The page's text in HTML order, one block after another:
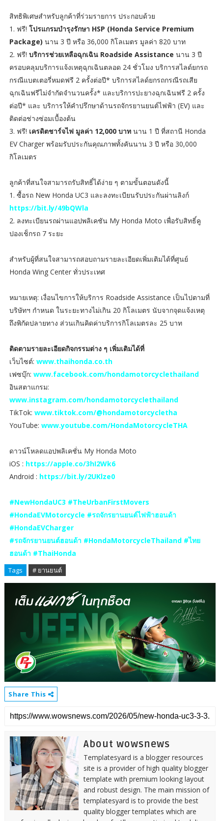
สิทธิพิเศษสำหรับลูกค้าที่ร่วมรายการ ประกอบด้วย
1. ฟรี! โปรแกรมบำรุงรักษา HSP (Honda Service Premium
Package) นาน 3 ปี หรือ 36,000 กิโลเมตร มูลค่า 820 บาท
2. ฟรี! บริการช่วยเหลือฉุกเฉิน Roadside Assistance นาน 3 ปี
ครอบคลุมบริการแจ้งเหตุฉุกเฉินตลอด 24 ชั่วโมง บริการสไลด์ยกรถ
กรณีแบตเตอรี่หมดฟรี 2 ครั้งต่อปี* บริการสไลด์ยกรถกรณีรถเสีย
ฉุกเฉินฟรีไม่จำกัดจำนวนครั้ง* และบริการปะยางฉุกเฉินฟรี 2 ครั้ง
ต่อปี* และ บริการให้คำปรึกษาด้านรถจักรยานยนต์ไฟฟ้า (EV) และ
ติดต่อช่างซ่อมเบื้องต้น
3. ฟรี! เครดิตชาร์จไฟ มูลค่า 12,000 บาทนาน 1 ปี ที่สถานี Honda
EV Charger พร้อมรับประกันคุณภาพทั้งคันนาน 3 ปี หรือ 30,000
กิโลเมตร
ลูกค้าที่สนใจสามารถรับสิทธิ์ได้ง่าย ๆ ตามขั้นตอนดังนี้
1. ซื้อรถ New Honda UC3 และลงทะเบียนรับประกันผ่านลิงก์
https://bit.ly/49bQWla
2. ลงทะเบียนรถผ่านแอปพลิเคชัน My Honda Moto เพื่อรับสิทธิ์คู
ปองเช็กรถ 7 ระยะ
สำหรับผู้ที่สนใจสามารถสอบถามรายละเอียดเพิ่มเติมได้ที่ศูนย์
Honda Wing Center ทั่วประเทศ
หมายเหตุ: เงื่อนไขการให้บริการ Roadside Assistance เป็นไปตามที่
บริษัทฯ กำหนด ในระยะทางไม่เกิน 20 กิโลเมตร นับจากจุดแจ้งเหตุ
ถึงพิกัดปลายทาง ส่วนเกินคิดค่าบริการกิโลเมตรละ 25 บาท
ติดตามรายละเอียดกิจกรรมต่าง ๆ เพิ่มเติมได้ที่
เว็บไซต์: www.thaihonda.co.th
เฟซบุ๊ก: www.facebook.com/hondamotorcyclethailand
อินสตาแกรม:
www.instagram.com/hondamotorcyclethailand
TikTok: www.tiktok.com/@hondamotorcycletha
YouTube: www.youtube.com/HondaMotorcycleTHA
ดาวน์โหลดแอปพลิเคชั่น My Honda Moto
iOS : https://apple.co/3hI2Wk6
Android : https://bit.ly/2UKlze0
#NewHondaUC3 #TheUrbanFirstMovers
#HondaEVMotorcycle #รถจักรยานยนต์ไฟฟ้าฮอนด้า
#HondaEVCharger
#รถจักรยานยนต์ฮอนด้า #HondaMotorcycleThailand #ไทย
ฮอนด้า #ThaiHonda
Tags # ยานยนต์
Share This
About wowsnews
Templatesyard is a blogger resources
site is a provider of high quality blogger
template with premium looking layout
and robust design. The main mission of
templatesyard is to provide the best
quality blogger templates which are